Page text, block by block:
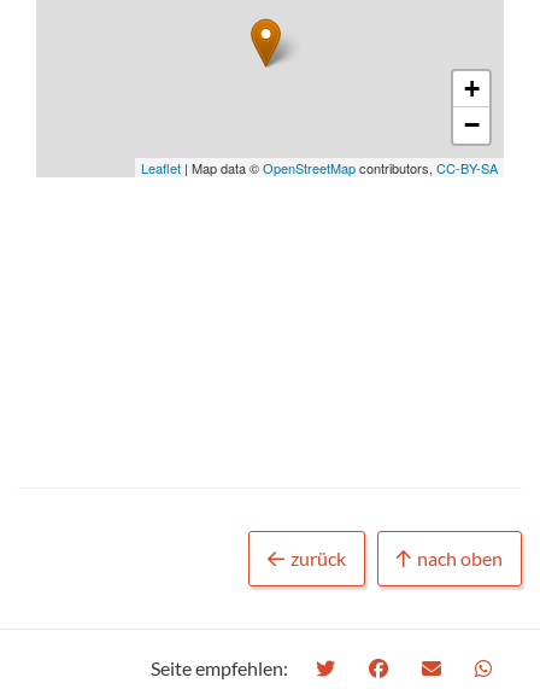
+
−
Leaflet | Map data ©OpenStreetMapcontributors, CC-BY-SA
zurück nach oben
Seite empfehlen: